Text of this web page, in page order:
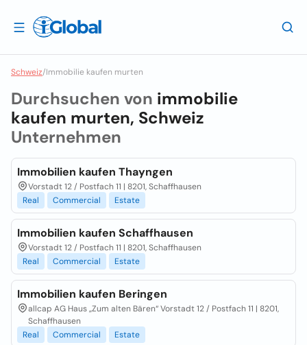
Schweiz/Immobilie kaufen murten
Durchsuchen von immobilie
kaufen murten, Schweiz
Unternehmen
Immobilien kaufen Thayngen
Vorstadt 12 / Postfach 11 | 8201, Schaffhausen
Real
Commercial Estate
Immobilien kaufen Schaffhausen
Vorstadt 12 / Postfach 11 | 8201, Schaffhausen
Real
Commercial Estate
Immobilien kaufen Beringen
allcap AG Haus „Zum alten Bären“ Vorstadt 12 / Postfach 11 | 8201,
Schaffhausen
Real
Commercial Estate